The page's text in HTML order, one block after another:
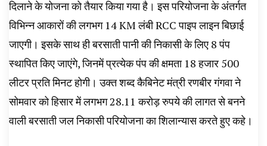
दिलाने के योजना को तैयार किया गया है। इस परियोजना के अंतर्गत
विभिन्न आकारों की लगभग 14 KM लंबी RCC पाइप लाइन बिछाई
जाएगी। इसके साथ ही बरसाती पानी की निकासी के लिए 8 पंप
स्थापित किए जाएंगे, जिनमें प्रत्येक पंप की क्षमता 18 हजार 500
लीटर प्रति मिनट होगी। उक्त शब्द कैबिनेट मंत्री रणबीर गंगवा ने
सोमवार को हिसार में लगभग 28.11 करोड़ रुपये की लागत से बनने
वाली बरसाती जल निकासी परियोजना का शिलान्यास करते हुए कहे।‌